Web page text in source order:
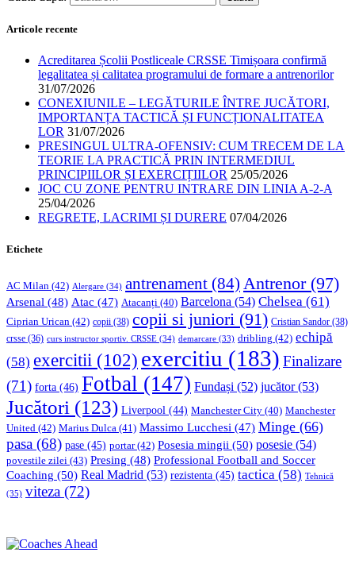
Articole recente
Acreditarea Școlii Postliceale CRSSE Timișoara confirmă
legalitatea și calitatea programului de formare a antrenorilor
31/07/2026
CONEXIUNILE – LEGĂTURILE ÎNTRE JUCĂTORI,
IMPORTANȚA TACTICĂ ȘI FUNCȚIONALITATEA
LOR 31/07/2026
PRESINGUL ULTRA-OFENSIV: CUM TRECEM DE LA
TEORIE LA PRACTICĂ PRIN INTERMEDIUL
PRINCIPIILOR ȘI EXERCIȚIILOR 25/05/2026
JOC CU ZONE PENTRU INTRARE DIN LINIA A-2-A
25/04/2026
REGRETE, LACRIMI ȘI DURERE 07/04/2026
Etichete
AC Milan (42) Alergare (34) antrenament (84) Antrenor(97)
Arsenal (48) Atac (47) Atacanți (40) Barcelona (54) Chelsea (61)
Ciprian Urican (42) copii (38) copii si juniori (91) Cristian Sandor (38)
crsse (36) curs instructor sportiv. CRSSE (34) demarcare (33) dribling (42) echipă
(58) exercitii (102) exercitiu (183) Finalizare
(71) forta (46) Fotbal (147) Fundași (52) jucător(53)
Jucători (123) Liverpool (44) Manchester City (40) Manchester
United (42) Marius Dulca (41) Massimo Lucchesi (47) Minge (66)
pasa (68) pase (45) portar(42) Posesia mingii (50) posesie (54)
povestile zilei (43) Presing (48) Professional Football and Soccer
Coaching (50) Real Madrid (53) rezistenta (45) tactica (58) Tehnică
(35) viteza (72)